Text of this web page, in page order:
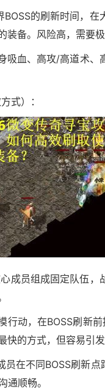
BOSS的刷新时间，
备。风险高，需要极
吸血、高攻/高道术
式）：
成员组成固定队伍
行动，在BOSS刷新
的方式，但容易引发
员在不同BOSS刷新
顺畅。